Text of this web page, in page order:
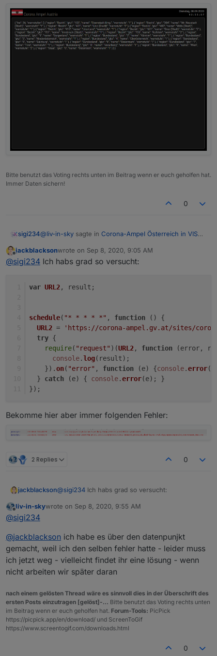
Bitte benutzt das Voting rechts unten im Beitrag wenn er euch geholfen hat.
Immer Daten sichern!
0
sigi234@liv-in-sky sagte in Corona-Ampel Österreich in VIS
wenn die daten in einem dp stehen mit
Hallo, wie bekomme ich sie in einen DP?
Offline
jackblacksonwrote on Sep 8, 2020, 9:05 AM
last edited by
@sigi234 Ich habs grad so versucht:
var URL2 , result;
schedule( "* * * * *" , function ( ) {
URL2 =
'https://corona-ampel.gv.at/sites/
try {
require( "request" )(URL2 , function (error,
console.log(result);
    }).
on( "error" , function (e) {console.error
  }
catch (e) { console.error(e); }
});
Bekomme hier aber immer folgenden Fehler:
2 Replies 0
jackblackson@sigi234 Ich habs grad so versucht:
var URL2, result;
schedule("* * * * *", function () {
URL2 = 'https://corona-ampel.gv.at/
require("request")(URL2, function
      console.log(result);
  } catch (e) { console.error(e); }
Offline
liv-in-skywrote on Sep 8, 2020, 9:55 AM
last edited by
@sigi234
@jackblackson ich habe es über den datenpunjkt
gemacht, weil ich den selben fehler hatte - leider muss
ich jetzt weg - vielleicht findet ihr eine lösung - wenn
nicht arbeiten wir später daran
nach einem gelösten Thread wäre es sinnvoll dies in der Überschrift des
ersten Posts einzutragen [gelöst]-... Bitte benutzt das Voting rechts unten
im Beitrag wenn er euch geholfen hat. Forum-Tools: PicPick
https://picpick.app/en/download/ und ScreenToGif
https://www.screentogif.com/downloads.html
0